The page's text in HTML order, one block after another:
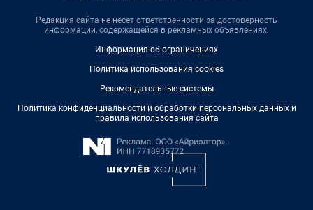
Редакция сайта не несет ответственности за достоверность
информации, содержащейся в рекламных объявлениях.
Информация об ограничениях
Политика использования cookies
Рекомендательные системы
Политика конфиденциальности и обработки персональных данных и
правила использования сайта